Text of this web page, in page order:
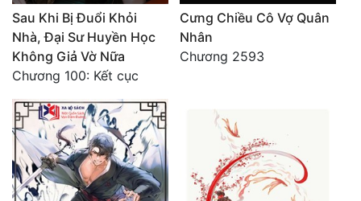
Sau Khi Bị Đuổi Khỏi
Nhà, Đại Sư Huyền Học
Không Giả Vờ Nữa
Chương 100: Kết cục
Cưng Chiều Cô Vợ Quân
Nhân
Chương 2593